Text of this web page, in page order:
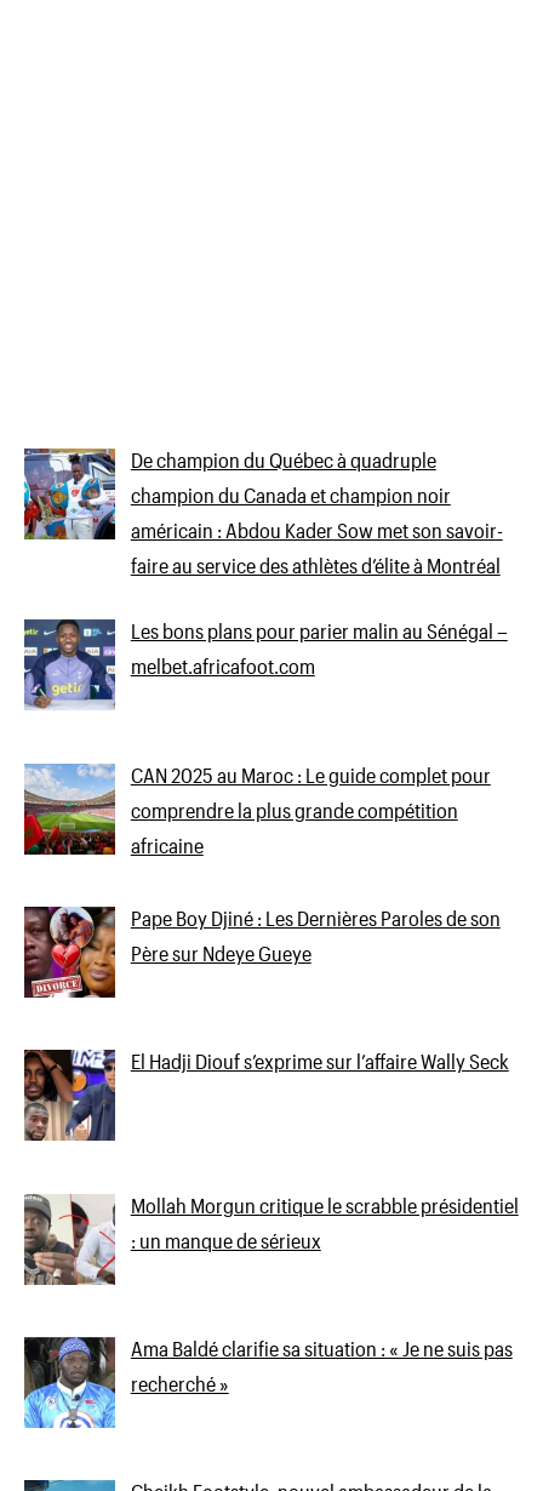
De champion du Québec à quadruple
champion du Canada et champion noir
américain : Abdou Kader Sow met son savoir-
faire au service des athlètes d’élite à Montréal
Les bons plans pour parier malin au Sénégal –
melbet.africafoot.com
CAN 2025 au Maroc : Le guide complet pour
comprendre la plus grande compétition
africaine
Pape Boy Djiné : Les Dernières Paroles de son
Père sur Ndeye Gueye
El Hadji Diouf s’exprime sur l’affaire Wally Seck
Mollah Morgun critique le scrabble présidentiel
: un manque de sérieux
Ama Baldé clarifie sa situation : « Je ne suis pas
recherché »